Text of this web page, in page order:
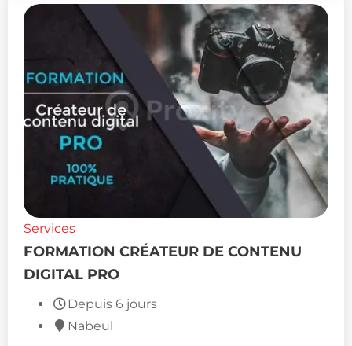
Services
FORMATION CRÉATEUR DE CONTENU
DIGITAL PRO
Depuis 6 jours
Nabeul